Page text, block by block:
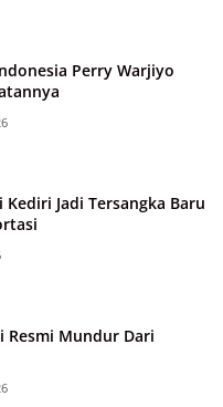
Perry Warjiyo
Kediri Jadi Tersangka Baru
Resmi Mundur Dari